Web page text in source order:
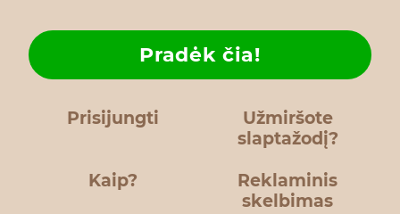
Prisijungti
Užmiršote
slaptažodį?
Kaip?
Pradėk čia!
Reklaminis
skelbimas